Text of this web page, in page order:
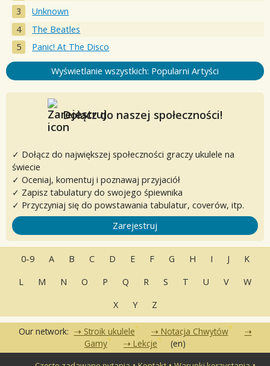
Unknown
The Beatles
Panic! At The Disco
Wyświetlanie wszystkich: Popularni Artyści
Dołącz do naszej społeczności!
✓ Dołącz do największej społeczności graczy ukulele na
świecie
✓ Oceniaj, komentuj i poznawaj przyjaciół
✓ Zapisz tabulatury do swojego śpiewnika
✓ Przyczyniaj się do powstawania tabulatur, coverów, itp.
Zarejestruj
0-9 A B C D E F G H I J
K
L
M N O P Q R S T U V
W
X
Y Z
Our network: Stroik ukulele
Notacja Chwytów
Gamy
Lekcje (en)